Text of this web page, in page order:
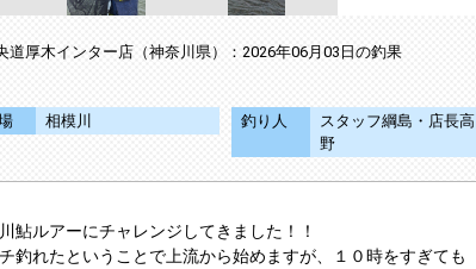
道厚木インター店（神奈川県）：2026年06月03日の釣果
相模川 釣り人
スタッフ綱島・店長高
野
鮎ルアーにチャレンジしてきました！！
釣れたということで上流から始めますが、１０時をすぎても